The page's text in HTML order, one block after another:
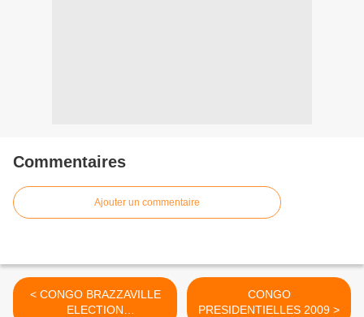
Commentaires
Ajouter un commentaire
< CONGO BRAZZAVILLE
ELECTION
CONGO
PRESIDENTIELLES 2009 >